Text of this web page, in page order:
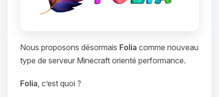
Nous proposons désormais Folia comme nouveau
type de serveur Minecraft orienté performance.
Folia , c’est quoi ?